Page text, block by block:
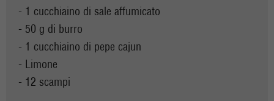
- 1 cucchiaino di sale affumicato
- 50 g di burro
- 1 cucchiaino di pepe cajun
- Limone
- 12 scampi